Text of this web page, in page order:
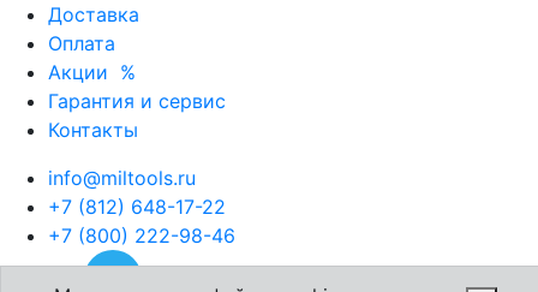
Доставка
Оплата
Акции %
Гарантия и сервис
Контакты
info@miltools.ru
+7 (812) 648-17-22
+7 (800) 222-98-46